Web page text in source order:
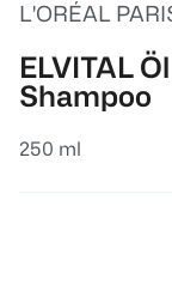
L'ORÉAL
ELVITAL
Shampoo
250 ml